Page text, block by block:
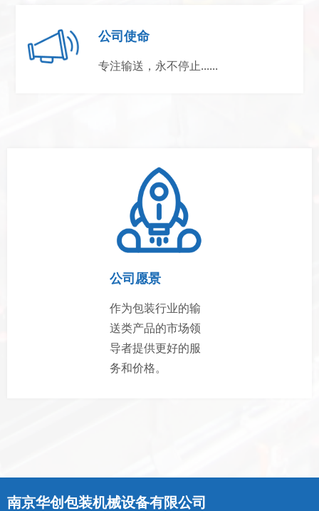
公司使命
专注输送，永不停止......
公司愿景
作为包装行业的输
送类产品的市场领
导者提供更好的服
务和价格。
南京华创包装机械设备有限公司